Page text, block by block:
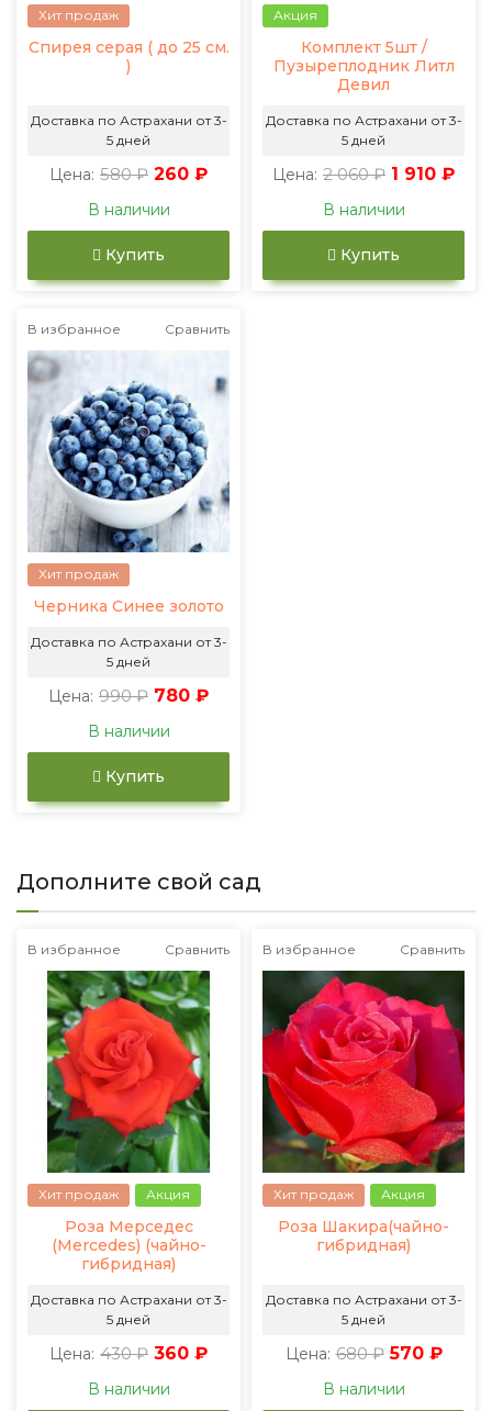
Хит продаж
Спирея серая ( до 25 см.
)
Доставка по Астрахани от 3-
5 дней
Цена: 580 ₽ 260 ₽
В наличии
Купить
Акция
Комплект 5шт /
Пузыреплодник Литл
Девил
Доставка по Астрахани от 3-
5 дней
Цена: 2 060 ₽ 1 910 ₽
В наличии
Купить
В избранное Сравнить
Хит продаж
Черника Синее золото
Доставка по Астрахани от 3-
5 дней
Цена: 990 ₽ 780 ₽
В наличии
Купить
Дополните свой сад
В избранное Сравнить
Хит продаж Акция
Роза Мерседес
(Mercedes) (чайно-
гибридная)
Доставка по Астрахани от 3-
5 дней
Цена: 430 ₽ 360 ₽
В наличии
В избранное Сравнить
Хит продаж Акция
Роза Шакира(чайно-
гибридная)
Доставка по Астрахани от 3-
5 дней
Цена: 680 ₽ 570 ₽
В наличии